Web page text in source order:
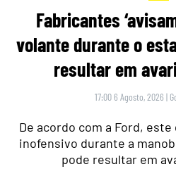
Fabricantes
volante durante o
resultar em
17:00 6 Agosto, 2026 |
De acordo com a Ford,
inofensivo durante a
pode resultar em